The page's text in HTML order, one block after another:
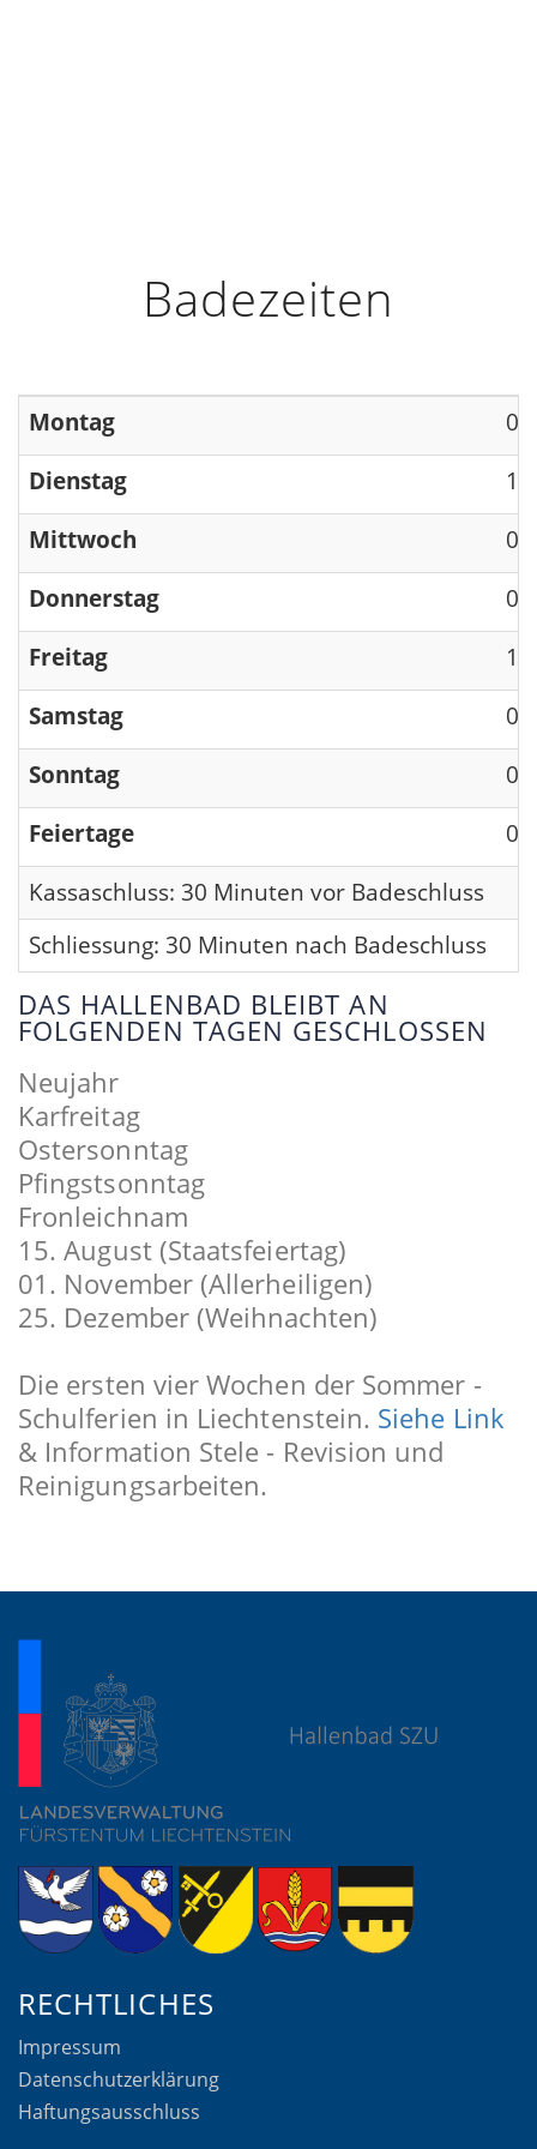
Badezeiten
Montag
Dienstag
Mittwoch
Donnerstag
Freitag
Samstag
Sonntag
Feiertage
Kassaschluss: 30 Minuten vor Badeschluss
Schliessung: 30 Minuten nach Badeschluss
DAS HALLENBAD BLEIBT AN
FOLGENDEN TAGEN GESCHLOSSEN
Neujahr
Karfreitag
Ostersonntag
Pfingstsonntag
Fronleichnam
15. August (Staatsfeiertag)
01. November (Allerheiligen)
25. Dezember (Weihnachten)
Die ersten vier Wochen der Sommer -
Schulferien in Liechtenstein. Siehe Link
& Information Stele - Revision und
Reinigungsarbeiten.
RECHTLICHES
Impressum
Datenschutzerklärung
Haftungsausschluss